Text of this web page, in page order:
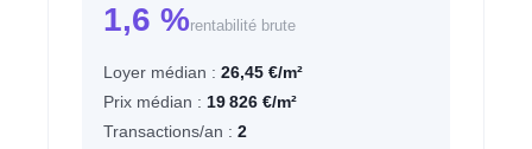
1,6 %rentabilité brute
Loyer médian : 26,45 €/m²
Prix médian : 19 826 €/m²
Transactions/an : 2